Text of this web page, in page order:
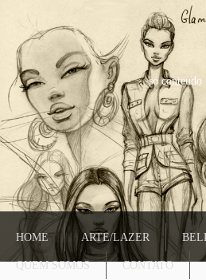
só conteudo
HOME ARTE/LAZER
QUEM SOMOS CONTATO